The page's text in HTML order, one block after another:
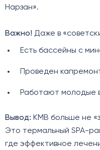
Нарзан».
Важно! Даже в
Есть бассейны с
Проведен
Работают молодые
Вывод: КМВ больше не
Это термальный SPA-
где эффективное